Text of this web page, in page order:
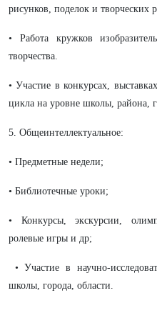
рисунков, поделок и творческих
• Работа кружков
творчества.
• Участие в конкурсах,
цикла на уровне школы, района,
5. Общеинтеллектуальное:
• Предметные недели;
• Библиотечные уроки;
• Конкурсы, экскурсии,
ролевые игры и др;
• Участие в научно-
школы, города, области.